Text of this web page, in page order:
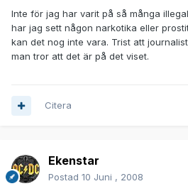
Inte för jag har varit på så många
har jag sett någon narkotika eller
kan det nog inte vara. Trist att
man tror att det är på det viset.
Citera
Ekenstar
Postad 10 Juni , 2008